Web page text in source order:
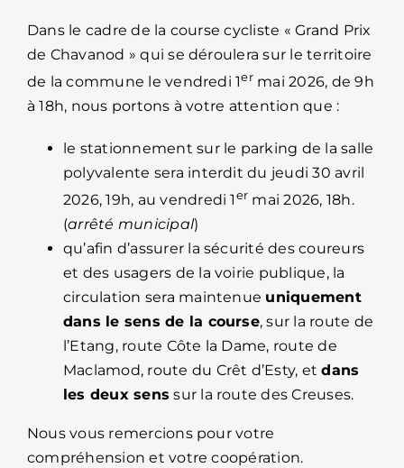
Dans le cadre de la course cycliste « Grand Prix
de Chavanod » qui se déroulera sur le territoire
de la commune le vendredi 1ermai 2026, de 9h
à 18h, nous portons à votre attention que :
le stationnement sur le parking de la salle
polyvalente sera interdit du jeudi 30 avril
2026, 19h, au vendredi 1er mai 2026, 18h.
(arrêté municipal)
qu’afin d’assurer la sécurité des coureurs
et des usagers de la voirie publique, la
circulation sera maintenue uniquement
dans le sens de la course, sur la route de
l’Etang, route Côte la Dame, route de
Maclamod, route du Crêt d’Esty, etdans
les deux sens sur la route des Creuses.
Nous vous remercions pour votre
compréhension et votre coopération.